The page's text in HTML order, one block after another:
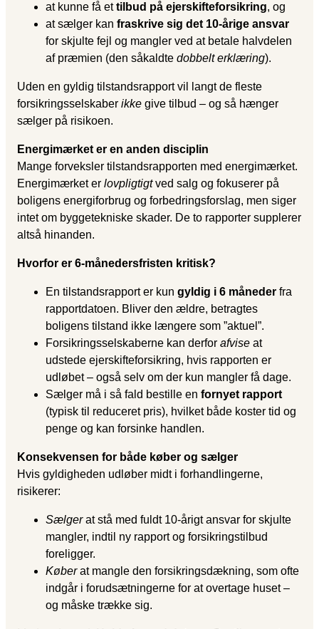
at kunne få ettilbud på ejerskifteforsikring, og
at sælger kan fraskrive sig det 10-årige ansvar
for skjulte fejl og mangler ved at betale halvdelen
af præmien (den såkaldte dobbelt erklæring).
Uden en gyldig tilstandsrapport vil langt de fleste
forsikringsselskaber ikke give tilbud – og så hænger
sælger på risikoen.
Energimærket er en anden disciplin
Mange forveksler tilstandsrapporten med energimærket.
Energimærket er lovpligtigtved salg og fokuserer på
boligens energiforbrug og forbedringsforslag, men siger
intet om byggetekniske skader. De to rapporter supplerer
altså hinanden.
Hvorfor er 6-månedersfristen kritisk?
En tilstandsrapport er kun gyldig i 6 måneder fra
rapportdatoen. Bliver den ældre, betragtes
boligens tilstand ikke længere som ”aktuel”.
Forsikringsselskaberne kan derfor afvise at
udstede ejerskifteforsikring, hvis rapporten er
udløbet – også selv om der kun mangler få dage.
Sælger må i så fald bestille en fornyet rapport
(typisk til reduceret pris), hvilket både koster tid og
penge og kan forsinke handlen.
Konsekvensen for både køber og sælger
Hvis gyldigheden udløber midt i forhandlingerne,
risikerer:
Sælgerat stå med fuldt 10-årigt ansvar for skjulte
mangler, indtil ny rapport og forsikringstilbud
foreligger.
Køberat mangle den forsikringsdækning, som ofte
indgår i forudsætningerne for at overtage huset –
og måske trække sig.